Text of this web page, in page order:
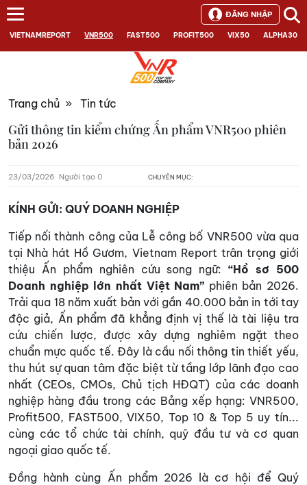
VIETNAMREPORT VNR500 FAST500 PROFIT500 VIX50 ALPHA30
ĐĂNG NHẬP
Trang chủ » Tin tức
Gửi thông tin kiểm chứng Ấn phẩm VNR500 phiên
bản 2026
23/03/2026 Người tạo 0 CHUYÊN MỤC:
KÍNH GỬI: QUÝ DOANH NGHIỆP
Tiếp nối thành công của Lễ công bố VNR500 vừa qua
tại Nhà hát Hồ Gươm, Vietnam Report trân trọng giới
thiệu Ấn phẩm nghiên cứu song ngữ:“Hồ sơ 500
Doanh nghiệp lớn nhất Việt Nam” phiên bản 2026.
Trải qua 18 năm xuất bản với gần 40.000 bản in tới tay
độc giả, Ấn phẩm đã khẳng định vị thế là tài liệu tra
cứu chiến lược, được xây dựng nghiêm ngặt theo
chuẩn mực quốc tế. Đây là cầu nối thông tin thiết yếu,
thu hút sự quan tâm đặc biệt từ tầng lớp lãnh đạo cao
nhất (CEOs, CMOs, Chủ tịch HĐQT) của các doanh
nghiệp hàng đầu trong các Bảng xếp hạng: VNR500,
Profit500, FAST500, VIX50, Top 10 & Top 5 uy tín...
cùng các tổ chức tài chính, quỹ đầu tư và cơ quan
ngoại giao quốc tế.
Đồng hành cùng Ấn phẩm 2026 là cơ hội để Quý